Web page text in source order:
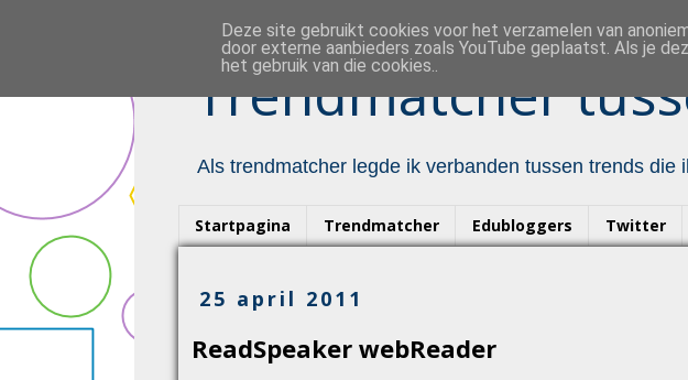
Trendmatcher
Als trendmatcher legde ik verbanden tussen trends
Startpagina Trendmatcher Edubloggers Twitter
25 april 2011
ReadSpeaker webReader
Deze site gebruikt cookies voor het verzamelen van
door externe aanbieders zoals YouTube geplaatst. Als je
het gebruik van die cookies..